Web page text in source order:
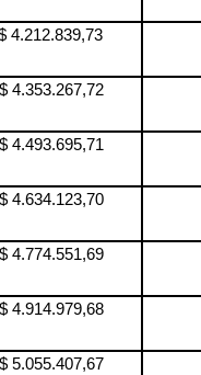
4.212.839,73
4.353.267,72
4.493.695,71
4.634.123,70
4.774.551,69
4.914.979,68
5.055.407,67